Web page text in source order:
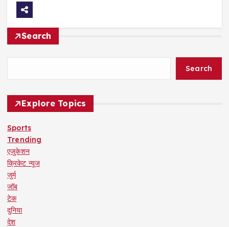
Search
Search
Explore Topics
Sports
Trending
एजुकेशन
क्रिकेट न्यूज
जुर्म
जॉब
टेक
दुनिया
देश